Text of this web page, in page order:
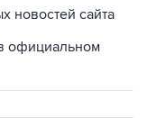
новостей сайта
официальном